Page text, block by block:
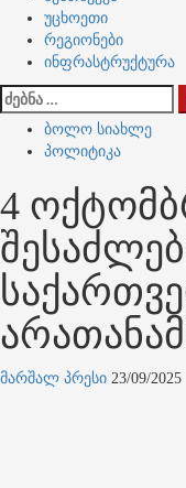
უცხოეთი
რეგიონები
ინფრასტრუქტურა
ძებნა:
ბოლო სიახლე
პოლიტიკა
4
მარშალ პრესი 23/09/2025